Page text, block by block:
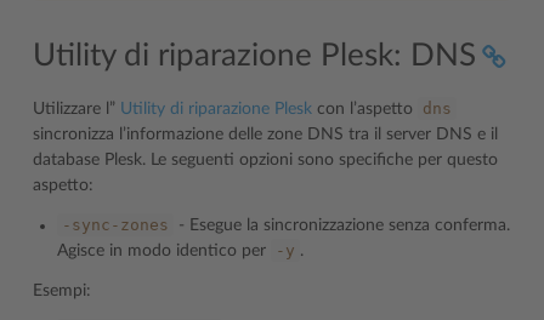
Utility di riparazione Plesk: DNS
Utilizzare l” Utility di riparazione Plesk con l’aspetto dns
sincronizza l’informazione delle zone DNS tra il server DNS e il
database Plesk. Le seguenti opzioni sono specifiche per questo
aspetto:
-sync-zones
- Esegue la sincronizzazione senza conferma.
Agisce in modo identico per
-y .
Esempi: